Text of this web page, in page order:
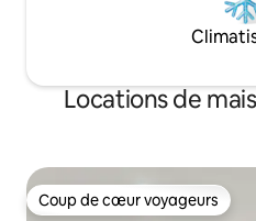
Locations de
Coup de cœur voyageurs
Coup de cœur voyageurs